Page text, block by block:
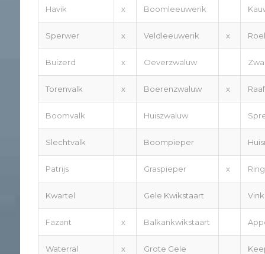
Havik x Boomleeuwerik
Sperwer x Veldleeuwerik x
Buizerd x Oeverzwaluw
Torenvalk x Boerenzwaluw x Raaf
Boomvalk Huiszwaluw
Slechtvalk Boompieper
Patrijs Graspieper x
Kwartel Gele Kwikstaart Vink
Fazant x Balkankwikstaart
Waterral x
Grote Gele